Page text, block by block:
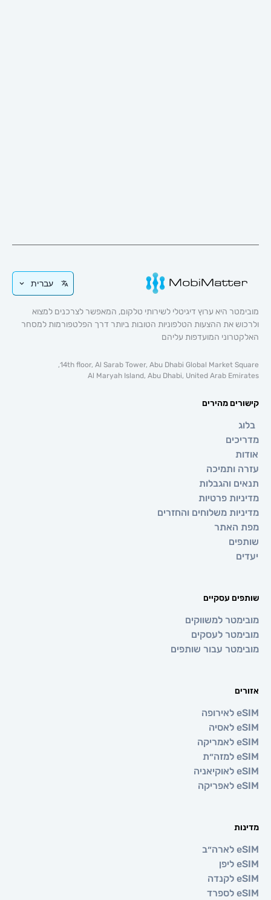
עברית
היא ערוץ דיגיטלי לשירותי טלקום, המאפשר לצרכנים למצוא
את ההצעות הטלפוניות הטובות ביותר דרך הפלטפורמות למסחר
המועדפות עליהם
14th floor, Al Sarab Tower, Abu Dhabi Global Market
Al Maryah Island, Abu Dhabi, United Arab
מהירים
והגבלות
פרטיות
משלוחים והחזרים
עסקיים
למשווקים
לעסקים
עבור שותפים